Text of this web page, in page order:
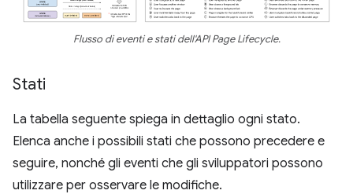
Flusso di eventi e stati dell'API Page Lifecycle.
Stati
La tabella seguente spiega in dettaglio ogni stato.
Elenca anche i possibili stati che possono precedere e
seguire, nonché gli eventi che gli sviluppatori possono
utilizzare per osservare le modifiche.